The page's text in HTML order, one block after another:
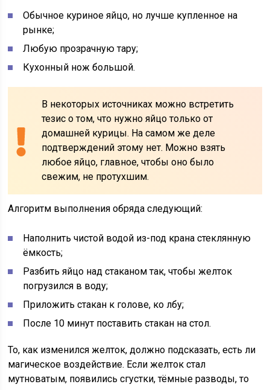
Обычное куриное яйцо, но лучше купленное на
рынке;
Любую прозрачную тару;
Кухонный нож большой.
В некоторых источниках можно встретить
тезис о том, что нужно яйцо только от
домашней курицы. На самом же деле
подтверждений этому нет. Можно взять
любое яйцо, главное, чтобы оно было
свежим, не протухшим.
Алгоритм выполнения обряда следующий:
Наполнить чистой водой из-под крана стеклянную
ёмкость;
Разбить яйцо над стаканом так, чтобы желток
погрузился в воду;
Приложить стакан к голове, ко лбу;
После 10 минут поставить стакан на стол.
То, как изменился желток, должно подсказать, есть ли
магическое воздействие. Если желток стал
мутноватым, появились сгустки, тёмные разводы, то